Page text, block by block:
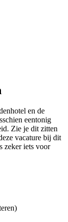
en de
eentonig
Zie je dit zitten
vacature bij dit
zeker iets voor